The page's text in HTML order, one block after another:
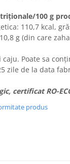
100 g
110,7 kcal,
g (din care
caju. Poate sa
zile de la data
certificat RO-
produs